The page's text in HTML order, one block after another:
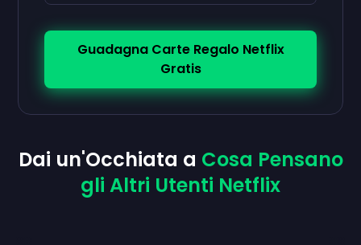
Guadagna Carte Regalo Netflix
Gratis
Dai un'Occhiata a Cosa Pensano
gli Altri Utenti Netflix